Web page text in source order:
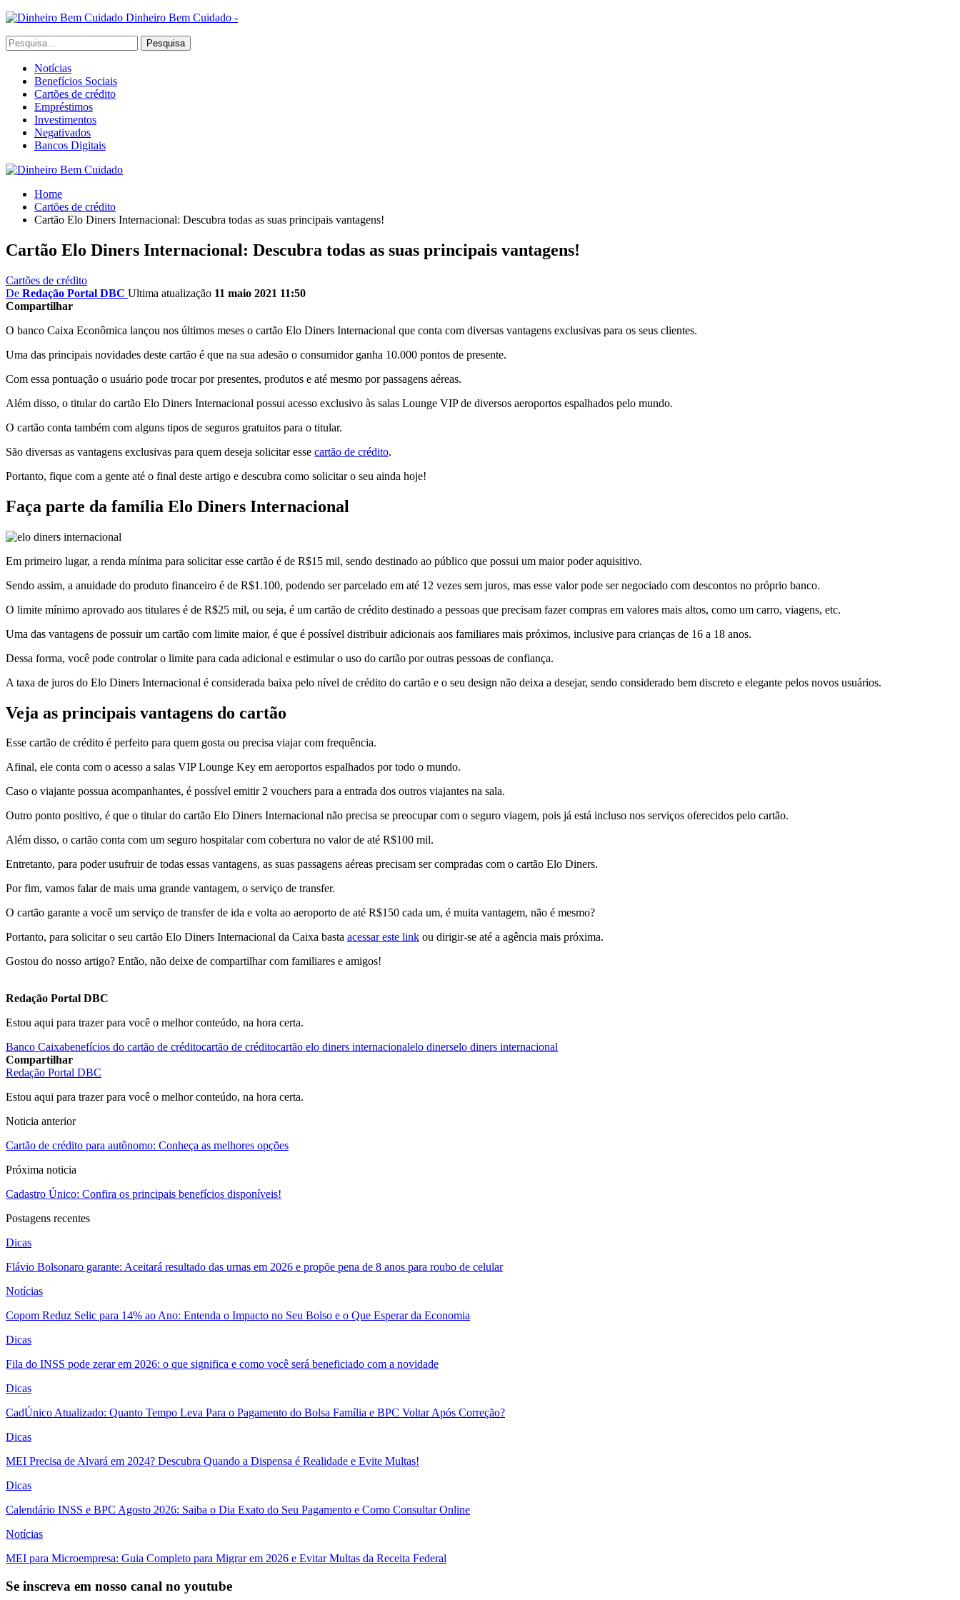
Dinheiro Bem Cuidado -
Notícias
Benefícios Sociais
Cartões de crédito
Empréstimos
Investimentos
Negativados
Bancos Digitais
Home
Cartões de crédito
Cartão Elo Diners Internacional: Descubra todas as suas principais vantagens!
Cartão Elo Diners Internacional: Descubra todas as suas principais vantagens!
Cartões de crédito
De Redação Portal DBC Ultima atualização 11 maio 2021 11:50
Compartilhar
O banco Caixa Econômica lançou nos últimos meses o cartão Elo Diners Internacional que conta com diversas vantagens exclusivas para os seus clientes.
Uma das principais novidades deste cartão é que na sua adesão o consumidor ganha 10.000 pontos de presente.
Com essa pontuação o usuário pode trocar por presentes, produtos e até mesmo por passagens aéreas.
Além disso, o titular do cartão Elo Diners Internacional possui acesso exclusivo às salas Lounge VIP de diversos aeroportos espalhados pelo mundo.
O cartão conta também com alguns tipos de seguros gratuitos para o titular.
São diversas as vantagens exclusivas para quem deseja solicitar esse cartão de crédito.
Portanto, fique com a gente até o final deste artigo e descubra como solicitar o seu ainda hoje!
Faça parte da família Elo Diners Internacional
Em primeiro lugar, a renda mínima para solicitar esse cartão é de R$15 mil, sendo destinado ao público que possui um maior poder aquisitivo.
Sendo assim, a anuidade do produto financeiro é de R$1.100, podendo ser parcelado em até 12 vezes sem juros, mas esse valor pode ser negociado com descontos no próprio banco.
O limite mínimo aprovado aos titulares é de R$25 mil, ou seja, é um cartão de crédito destinado a pessoas que precisam fazer compras em valores mais altos, como um carro, viagens, etc.
Uma das vantagens de possuir um cartão com limite maior, é que é possível distribuir adicionais aos familiares mais próximos, inclusive para crianças de 16 a 18 anos.
Dessa forma, você pode controlar o limite para cada adicional e estimular o uso do cartão por outras pessoas de confiança.
A taxa de juros do Elo Diners Internacional é considerada baixa pelo nível de crédito do cartão e o seu design não deixa a desejar, sendo considerado bem discreto e elegante pelos novos usuários.
Veja as principais vantagens do cartão
Esse cartão de crédito é perfeito para quem gosta ou precisa viajar com frequência.
Afinal, ele conta com o acesso a salas VIP Lounge Key em aeroportos espalhados por todo o mundo.
Caso o viajante possua acompanhantes, é possível emitir 2 vouchers para a entrada dos outros viajantes na sala.
Outro ponto positivo, é que o titular do cartão Elo Diners Internacional não precisa se preocupar com o seguro viagem, pois já está incluso nos serviços oferecidos pelo cartão.
Além disso, o cartão conta com um seguro hospitalar com cobertura no valor de até R$100 mil.
Entretanto, para poder usufruir de todas essas vantagens, as suas passagens aéreas precisam ser compradas com o cartão Elo Diners.
Por fim, vamos falar de mais uma grande vantagem, o serviço de transfer.
O cartão garante a você um serviço de transfer de ida e volta ao aeroporto de até R$150 cada um, é muita vantagem, não é mesmo?
Portanto, para solicitar o seu cartão Elo Diners Internacional da Caixa basta acessar este link ou dirigir-se até a agência mais próxima.
Gostou do nosso artigo? Então, não deixe de compartilhar com familiares e amigos!
Redação Portal DBC
Estou aqui para trazer para você o melhor conteúdo, na hora certa.
Banco Caixabenefícios do cartão de créditocartão de créditocartão elo diners internacionalelo dinerselo diners internacional
Compartilhar
Redação Portal DBC
Estou aqui para trazer para você o melhor conteúdo, na hora certa.
Noticia anterior
Cartão de crédito para autônomo: Conheça as melhores opções
Próxima noticia
Cadastro Único: Confira os principais benefícios disponíveis!
Postagens recentes
Dicas
Flávio Bolsonaro garante: Aceitará resultado das urnas em 2026 e propõe pena de 8 anos para roubo de celular
Notícias
Copom Reduz Selic para 14% ao Ano: Entenda o Impacto no Seu Bolso e o Que Esperar da Economia
Dicas
Fila do INSS pode zerar em 2026: o que significa e como você será beneficiado com a novidade
Dicas
CadÚnico Atualizado: Quanto Tempo Leva Para o Pagamento do Bolsa Família e BPC Voltar Após Correção?
Dicas
MEI Precisa de Alvará em 2024? Descubra Quando a Dispensa é Realidade e Evite Multas!
Dicas
Calendário INSS e BPC Agosto 2026: Saiba o Dia Exato do Seu Pagamento e Como Consultar Online
Notícias
MEI para Microempresa: Guia Completo para Migrar em 2026 e Evitar Multas da Receita Federal
Se inscreva em nosso canal no youtube